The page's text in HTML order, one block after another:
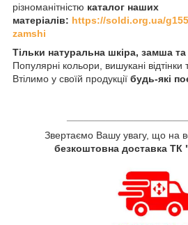
різноманітністю каталог наших
матеріалів: https://soldi.org.ua/
zamshi
Тільки натуральна шкіра, замша та
Популярні кольори, вишукані відтінки
Втілимо у своїй продукції будь-які
Звертаємо Вашу увагу, що на
безкоштовна доставка